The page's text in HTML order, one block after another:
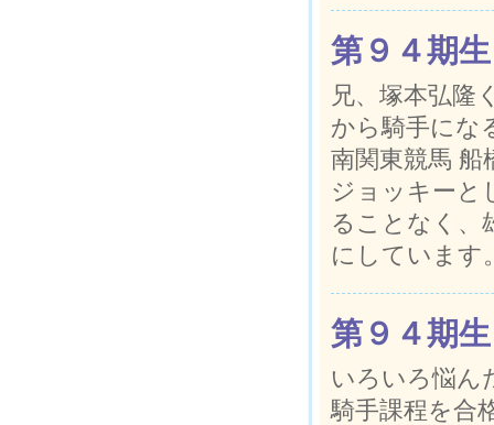
第９４期生
兄、塚本弘隆
から騎手にな
南関東競馬 船
ジョッキーと
ることなく、
にしています
第９４期生
いろいろ悩ん
騎手課程を合